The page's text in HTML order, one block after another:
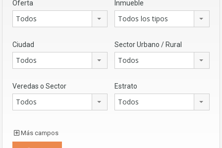
Oferta
Todos
Inmueble
Todos los tipos
Ciudad
Todos
Sector Urbano / Rural
Todos
Veredas o Sector
Todos
Estrato
Todos
Más campos